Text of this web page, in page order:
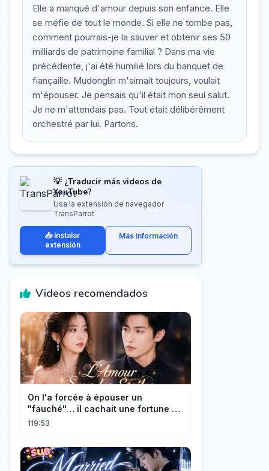
Elle a manqué d'amour depuis son enfance. Elle
se méfie de tout le monde. Si elle ne tombe pas,
comment pourrais-je la sauver et obtenir ses 50
milliards de patrimoine familial ? Dans ma vie
précédente, j'ai été humilié lors du banquet de
fiançaille. Mudonglin m'aimait toujours, voulait
m'épouser. Je pensais qu'il était mon seul salut.
Je ne m'attendais pas. Tout était délibérément
orchestré par lui. Partons.
💡 ¿Traducir más videos de
YouTube?
Usa la extensión de navegador
TransParrot
📥 Instalar
extensión
Más información
Videos recomendados
On l'a forcée à épouser un
"fauché"… il cachait une fortune et
l'a traitée en reine!
119:53